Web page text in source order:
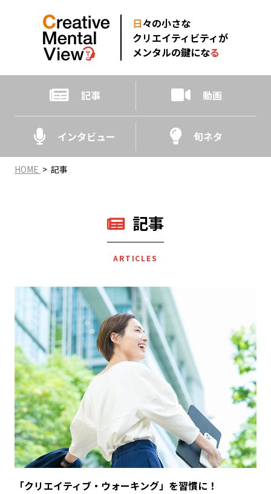
日々の小さな
クリエイティビティが
メンタルの鍵になる
記事 動画
インタビュー 旬ネタ
HOME > 記事
記事
ARTICLES
「クリエイティブ・ウォーキング」を習慣に！